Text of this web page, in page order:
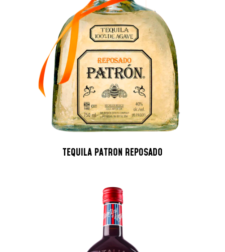
TEQUILA PATRON REPOSADO